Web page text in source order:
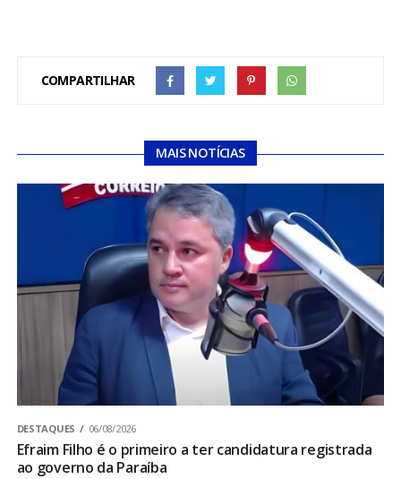
COMPARTILHAR
MAIS NOTÍCIAS
DESTAQUES 06/08/2026
Efraim Filho é o primeiro a ter candidatura registrada
ao governo da Paraíba